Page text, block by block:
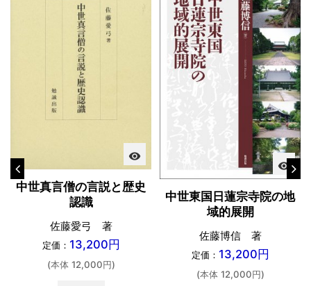
visibility
中世真言僧の言説と歴史
認識
佐藤愛弓 著
定価： 13,200円
(本体 12,000円)
visibility
中世東国日蓮宗寺院の地
域的展開
佐藤博信 著
定価： 13,200円
(本体 12,000円)